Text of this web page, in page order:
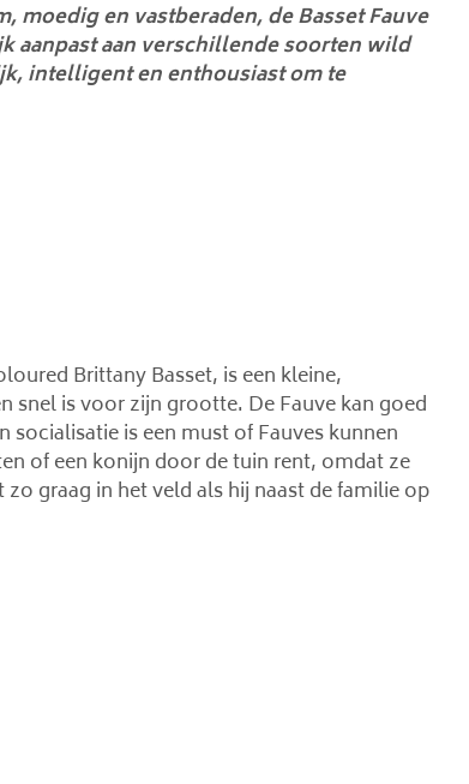
moedig en vastberaden, de Basset Fauve
aanpast aan verschillende soorten wild
intelligent en enthousiast om te
Brittany Basset, is een kleine,
snel is voor zijn grootte. De Fauve kan goed
socialisatie is een must of Fauves kunnen
of een konijn door de tuin rent, omdat ze
graag in het veld als hij naast de familie op